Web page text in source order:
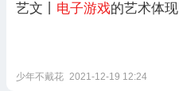
艺文丨 电子游戏的艺术体现
少年不戴花 2021-12-19 12:24